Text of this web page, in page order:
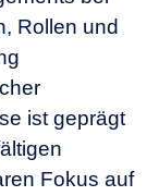
Rollen und
ist geprägt
Fokus auf